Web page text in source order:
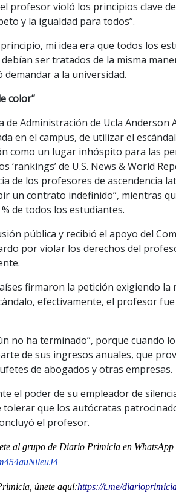
profesor violó los principios clave
y la igualdad para todos”.
mi idea era que todos los
ser tratados de la misma
a la universidad.
color”
de Administración de Ucla
en el campus, de utilizar el
como un lugar inhóspito para las
‘rankings’ de U.S. News & World
de los profesores de ascendencia
un contrato indefinido”, mientras
de todos los estudiantes.
pública y recibió el apoyo del
por violar los derechos del
firmaron la petición exigiendo la
efectivamente, el profesor
no ha terminado”, porque cuando
de sus ingresos anuales, que
de abogados y otras empresas.
el poder de su empleador de
que los autócratas
el profesor.
al grupo de Diario Primicia en WhatsApp
únete aquí:https://t.me/